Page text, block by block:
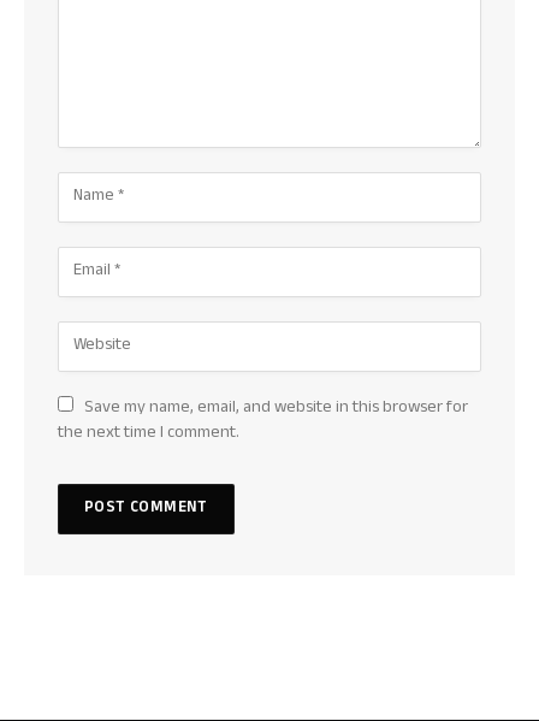
Save my name, email, and website in this browser for
the next time I comment.